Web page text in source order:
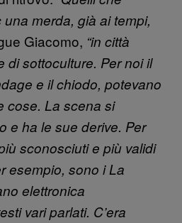
merda, già ai tempi,
Giacomo, “in città
di sottoculture. Per noi il
e il chiodo, potevano
cose. La scena si
e ha le sue derive. Per
sconosciuti e più validi
esempio, sono i La
elettronica
vari parlati. C’era